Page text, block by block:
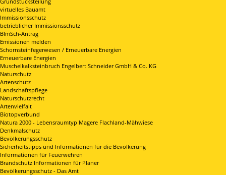
virtuelles Bauamt
Immissionsschutz
betrieblicher Immissionsschutz
BImSch-Antrag
Emissionen melden
Schornsteinfegerwesen / Erneuerbare Energien
Erneuerbare Energien
Muschelkalksteinbruch Engelbert Schneider GmbH & Co. KG
Naturschutz
Artenschutz
Landschaftspflege
Naturschutzrecht
Artenvielfalt
Biotopverbund
Natura 2000 - Lebensraumtyp Magere Flachland-Mähwiese
Denkmalschutz
Bevölkerungsschutz
Sicherheitstipps und Informationen für die Bevölkerung
Informationen für Feuerwehren
Brandschutz Informationen für Planer
Bevölkerungsschutz - Das Amt